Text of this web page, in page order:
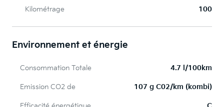
Kilométrage 100
Environnement et énergie
Consommation Totale 4.7 l/100km
Emission CO2 de 107 g C02/km (kombi)